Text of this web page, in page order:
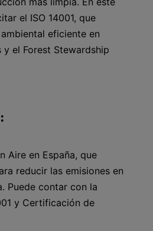
el ISO 14001, que
eficiente en
el Forest Stewardship
Aire en España, que
reducir las emisiones en
Puede contar con la
y Certificación de